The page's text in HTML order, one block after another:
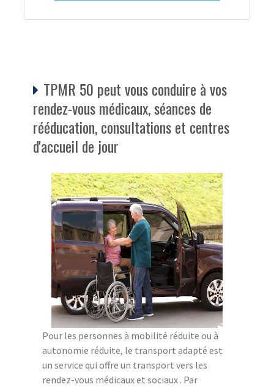
TPMR 50 peut vous conduire à vos
rendez-vous médicaux, séances de
rééducation, consultations et centres
d'accueil de jour
Pour les personnes à mobilité réduite ou à
autonomie réduite, le transport adapté est
un service qui offre un transport vers les
rendez-vous médicaux et sociaux . Par